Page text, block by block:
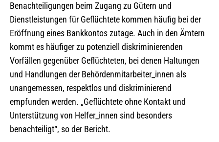
Benachteiligungen beim Zugang zu Gütern und
Dienstleistungen für Geflüchtete kommen häufig bei der
Eröffnung eines Bankkontos zutage. Auch in den Ämtern
kommt es häufiger zu potenziell diskriminierenden
Vorfällen gegenüber Geflüchteten, bei denen Haltungen
und Handlungen der Behördenmitarbeiter_innen als
unangemessen, respektlos und diskriminierend
empfunden werden. „Geflüchtete ohne Kontakt und
Unterstützung von Helfer_innen sind besonders
benachteiligt“, so der Bericht.